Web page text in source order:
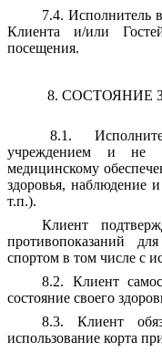
7.4. Исполнитель
Клиента и/или
посещения.
8. СОСТОЯНИЕ
8.1.
учреждением и не
медицинскому
здоровья, наблюдение
т.п.).
Клиент
противопоказаний
спортом в том числе с
8.2. Клиент
состояние своего
8.3. Клиент
использование корта